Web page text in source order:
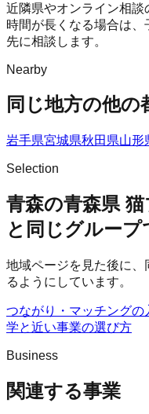
近隣県やオンライン相
時間が長くなる場合は
先に相談します。
Nearby
同じ地方の他の
岩手県宮城県秋田県山形
Selection
青森の青森県
と同じグループ
地域ページを見た後に、
るようにしています。
つながり・マッチングの
学と近い事業の選び方
Business
関連する事業